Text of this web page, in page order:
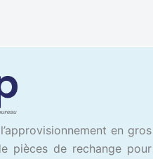
en gros
pièces de rechange pour